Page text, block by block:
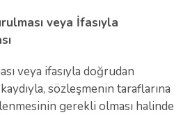
veya İfasıyla
veya ifasıyla doğrudan
sözleşmenin taraflarına
gerekli olması halinde